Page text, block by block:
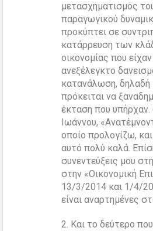
μετασχηματισμός
παραγωγικού
προκύπτει σε
κατάρρευση των
οικονομίας που
ανεξέλεγκτο
κατανάλωση, δηλαδή
πρόκειται να
έκταση που
Ιωάννου,
οποίο προλογίζω,
αυτό πολύ καλά.
συνεντεύξεις μου
στην «Οικονομική
13/3/2014 και 1/4/
είναι αναρτημένες
2. Και το δεύτερο